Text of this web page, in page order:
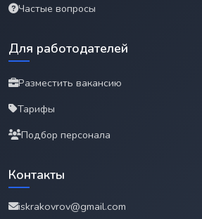
Частые вопросы
Для работодателей
Разместить вакансию
Тарифы
Подбор персонала
Контакты
iskrakovrov@gmail.com